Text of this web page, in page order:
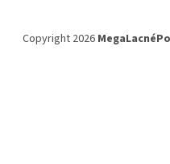
Copyright 2026